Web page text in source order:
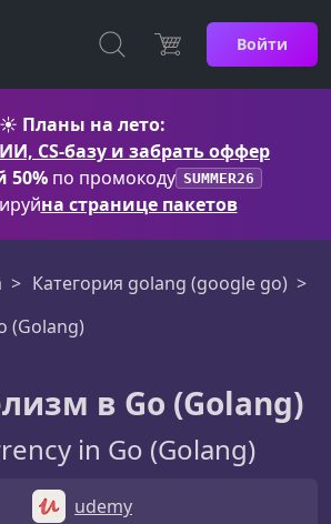
Войти
☀️ Планы на лето:
CS-базу и забрать оффер
50% по промокоду SUMMER26
на странице пакетов
Категория golang (google go)
(Golang)
в Go (Golang)
in Go (Golang)
udemy